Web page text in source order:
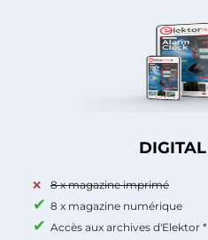
DIGITAL
8 x magazine imprimé
8 x magazine numérique
Accès aux archives d'Elektor *